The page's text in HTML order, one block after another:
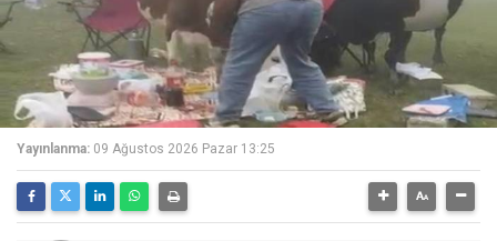
Yayınlanma: 09 Ağustos 2026 Pazar 13:25